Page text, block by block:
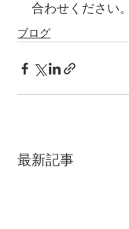
合わせください。
ブログ
最新記事